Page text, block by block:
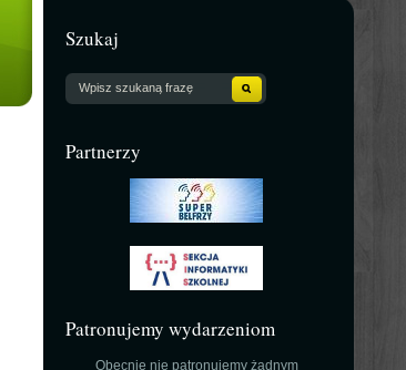
Szukaj
Partnerzy
Patronujemy wydarzeniom
Obecnie nie patronujemy żadnym